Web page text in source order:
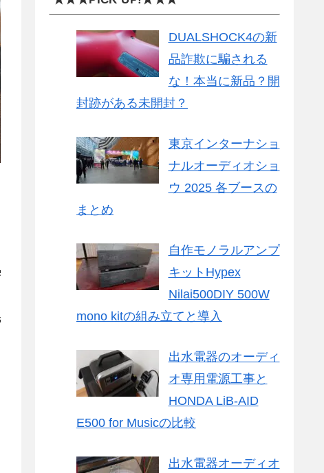
DUALSHOCK4の新
品詐欺に騙される
な！本当に新品？開
封跡がある未開封？
東京インターナショ
ナルオーディオショ
ウ 2025 各ブースの
まとめ
自作モノラルアンプ
キットHypex
Nilai500DIY 500W
mono kitの組み立てと導入
出水電器のオーディ
オ専用電源工事と
HONDA LiB-AID
E500 for Musicの比較
出水電器オーディオ